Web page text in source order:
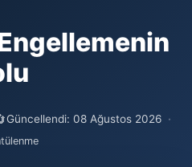
Güncellendi: 08 Ağustos 2026